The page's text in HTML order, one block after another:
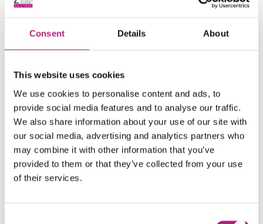
Consent Details About
This website uses cookies
We use cookies to personalise content and ads, to
provide social media features and to analyse our traffic.
We also share information about your use of our site with
our social media, advertising and analytics partners who
may combine it with other information that you’ve
provided to them or that they’ve collected from your use
of their services.
Sanierung richten Sie bitte an:
carina.metscher@zww.uni-augsburg.de
Das Programm 2027 wird vor Mai hier veröffentlicht.
Carina Metscher und das Team des Süddeutschen
Forums